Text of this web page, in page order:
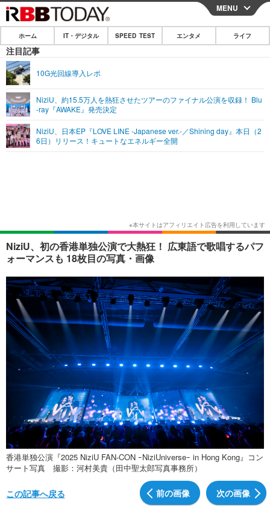
CLOSE
ホーム
IT・デジタル
ネタ
ショッピング その他
SPEED TEST
エンタメ
エンタメTOP
ショッピング その他
ライフ
MENU
ホーム IT・デジタル SPEED TEST エンタメ ライフ
注目記事
10G光回線導入レポ
NiziU、約15.5万人を熱狂させたツアーのファイナル公演を収録！ Blu
-ray『AWAKE』発売決定
NiziU、日本EP『LOVE LINE -Japanese ver.-／Shining day』本日（2
6日）リリース！キュートなエネルギー全開
NiziU、初の香港単独公演で大熱狂！ 広東語で歌唱するパフ
ォーマンスも 18枚目の写真・画像
香港単独公演『2025 NiziU FAN-CON ｰNiziUniverseｰ in Hong Kong』コン
サート写真 撮影：河村美貴（田中聖太郎写真事務所）
前の画像 次の画像
この記事へ戻る